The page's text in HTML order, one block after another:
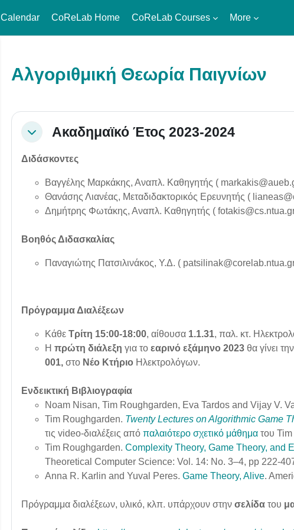
Calendar CoReLab Home CoReLab Courses More
Αλγοριθμική Θεωρία Παιγνίων
Section outline
CollapseΑκαδημαϊκό Έτος 2023-2024
Διδάσκοντες
Βαγγέλης Μαρκάκης, Αναπλ. Καθηγητής (
Θανάσης Λιανέας, Μεταδιδακτορικός Ερευνητής (
Δημήτρης Φωτάκης, Αναπλ. Καθηγητής (
Βοηθός Διδασκαλίας
Παναγιώτης Πατσιλινάκος, Υ.Δ. (
Πρόγραμμα Διαλέξεων
Κάθε Τρίτη 15:00-18:00, αίθουσα 1.1.31, παλ. κτ.
Η πρώτη διάλεξη για το εαρινό εξάμηνο 2023 θα γίνει την
001, στο Νέο Κτήριο Ηλεκτρολόγων.
Ενδεικτική Βιβλιογραφία
Noam Nisan, Tim Roughgarden, Eva Tardos and Vijay V.
Tim Roughgarden. Twenty Lectures on Algorithmic Game
τις video-διαλέξεις από παλαιότερο σχετικό μάθημα του
Tim Roughgarden. Complexity Theory, Game Theory, and
Theoretical Computer Science: Vol. 14: No. 3–4, pp 222-
Anna R. Karlin and Yuval Peres. Game Theory, Alive.
Πρόγραμμα διαλέξεων, υλικό, κλπ. υπάρχουν στην σελίδα του